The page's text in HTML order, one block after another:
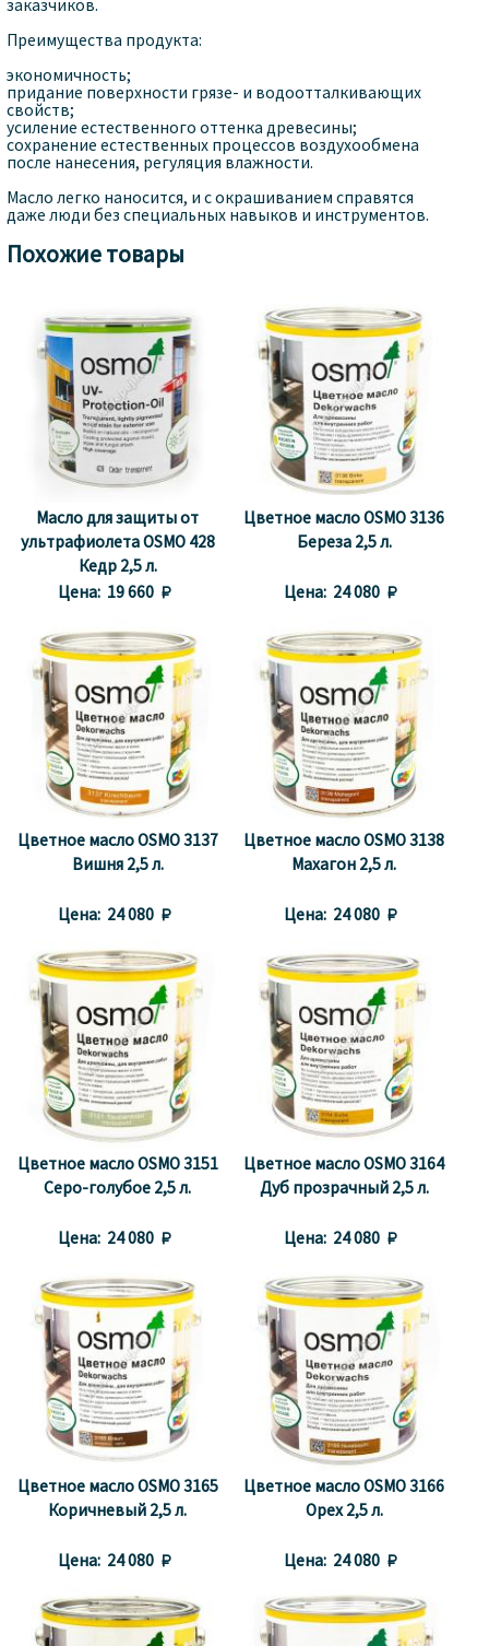
заказчиков.
Преимущества продукта:
экономичность;
придание поверхности грязе- и водоотталкивающих
свойств;
усиление естественного оттенка древесины;
сохранение естественных процессов воздухообмена
после нанесения, регуляция влажности.
Масло легко наносится, и с окрашиванием справятся
даже люди без специальных навыков и инструментов.
Похожие товары
Масло для защиты от
ультрафиолета OSMO 428
Кедр 2,5 л.
Цена: 19 660 
Цветное масло OSMO 3136
Береза 2,5 л.
Цена: 24 080 
Цветное масло OSMO 3137
Вишня 2,5 л.
Цена: 24 080 
Цветное масло OSMO 3138
Махагон 2,5 л.
Цена: 24 080 
Цветное масло OSMO 3151
Серо-голубое 2,5 л.
Цена: 24 080 
Цветное масло OSMO 3164
Дуб прозрачный 2,5 л.
Цена: 24 080 
Цветное масло OSMO 3165
Коричневый 2,5 л.
Цена: 24 080 
Цветное масло OSMO 3166
Орех 2,5 л.
Цена: 24 080 